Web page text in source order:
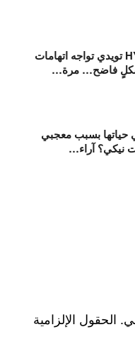
فرقة فتيات HYBE تويدي تواجه اتهامات
بشكلٍ فاضح… مرة…
حياتها بسبب معجبي
نيكي؟ آراء…
الحقول الإلزامية